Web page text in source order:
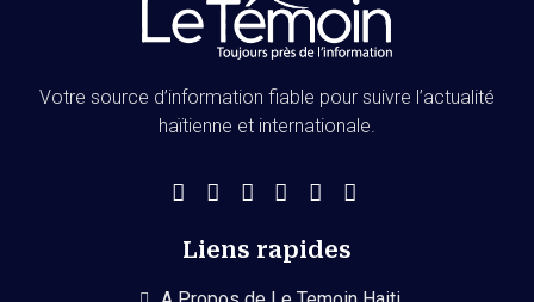
Votre source d’information fiable pour suivre l’actualité
haïtienne et internationale.
Liens rapides